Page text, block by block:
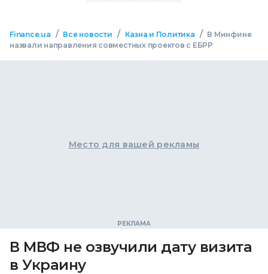
Finance.ua / Все новости / Казна и Политика / В Минфине
назвали направления совместных проектов с ЕБРР
Место для вашей рекламы
В МВФ не озвучили дату визита
в Украину